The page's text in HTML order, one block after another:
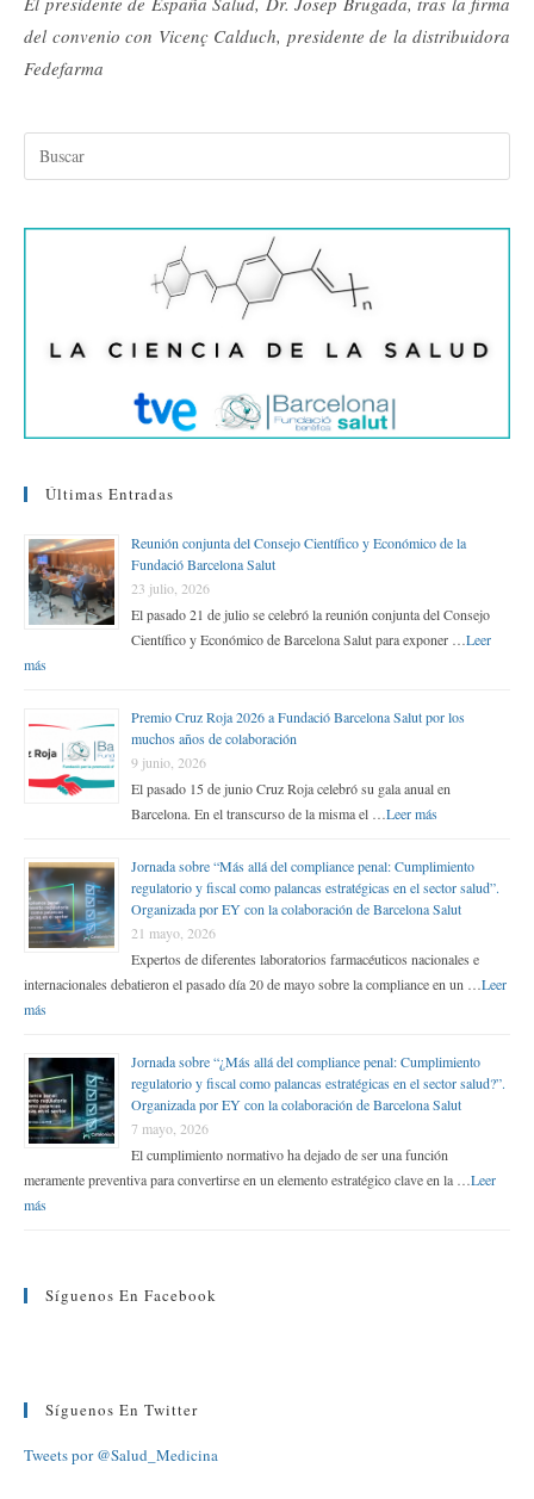
del convenio con Vicenç Calduch, presidente de la distribuidora
Fedefarma
Últimas Entradas
Reunión conjunta del Consejo Científico y Económico de la
Fundació Barcelona Salut
23 julio, 2026
El pasado 21 de julio se celebró la reunión conjunta del Consejo
Científico y Económico de Barcelona Salut para exponer …Leer
más
Premio Cruz Roja 2026 a Fundació Barcelona Salut por los
muchos años de colaboración
9 junio, 2026
El pasado 15 de junio Cruz Roja celebró su gala anual en
Barcelona. En el transcurso de la misma el …Leer más
Jornada sobre “Más allá del compliance penal: Cumplimiento
regulatorio y fiscal como palancas estratégicas en el sector salud”.
Organizada por EY con la colaboración de Barcelona Salut
21 mayo, 2026
Expertos de diferentes laboratorios farmacéuticos nacionales e
internacionales debatieron el pasado día 20 de mayo sobre la compliance en un …Leer
más
Jornada sobre “¿Más allá del compliance penal: Cumplimiento
regulatorio y fiscal como palancas estratégicas en el sector salud?”.
Organizada por EY con la colaboración de Barcelona Salut
7 mayo, 2026
El cumplimiento normativo ha dejado de ser una función
meramente preventiva para convertirse en un elemento estratégico clave en la …Leer
más
Síguenos En Facebook
Síguenos En Twitter
Tweets por @Salud_Medicina